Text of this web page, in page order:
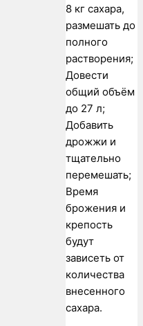
8 кг сахара,
размешать до
полного
растворения;
Довести
общий объём
до 27 л;
Добавить
дрожжи и
тщательно
перемешать;
Время
брожения и
крепость
будут
зависеть от
количества
внесенного
сахара.